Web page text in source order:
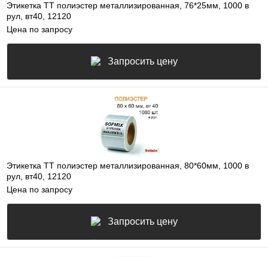
Этикетка ТТ полиэстер металлизированная, 76*25мм, 1000 в
рул, вт40, 12120
Цена по запросу
Запросить цену
Этикетка ТТ полиэстер металлизированная, 80*60мм, 1000 в
рул, вт40, 12120
Цена по запросу
Запросить цену